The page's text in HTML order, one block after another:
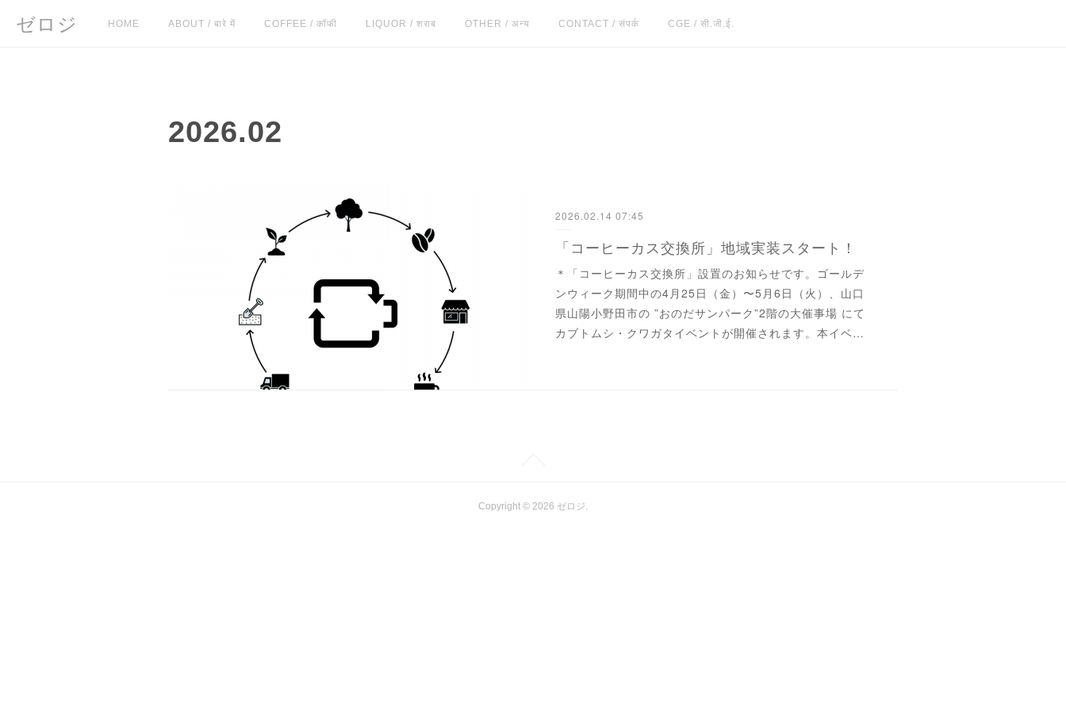
ゼロジ HOME ABOUT / बारे में COFFEE / कॉफी LIQUOR / शराब OTHER / अन्य CONTACT / संपर्क CGE / सी.जी.ई.
2026.02
2026.02.14 07:45
「コーヒーカス交換所」地域実装スタート！
＊「コーヒーカス交換所」設置のお知らせです。ゴールデ
ンウィーク期間中の4月25日（金）〜5月6日（火）、山口
県山陽小野田市の ”おのだサンパーク”2階の大催事場 にて
カブトムシ・クワガタイベントが開催されます。本イベ…
Copyright © 2026 ゼロジ.